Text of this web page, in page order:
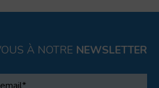
À NOTRE NEWSLETTER